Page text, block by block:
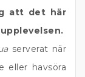
att det här
serverat när
eller havsöra